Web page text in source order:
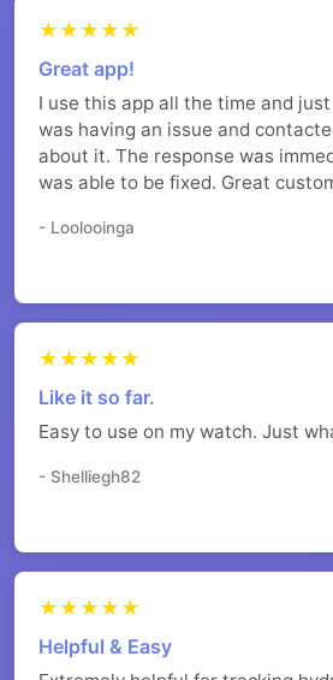
★★★★★
Great app!
I use this app all the time and
was having an issue and
about it. The response was
was able to be fixed. Great
- Loolooinga
★★★★★
Like it so far.
Easy to use on my watch. Just
- Shelliegh82
★★★★★
Helpful & Easy